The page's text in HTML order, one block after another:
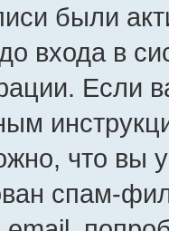
были
входа в
что вы
спам-